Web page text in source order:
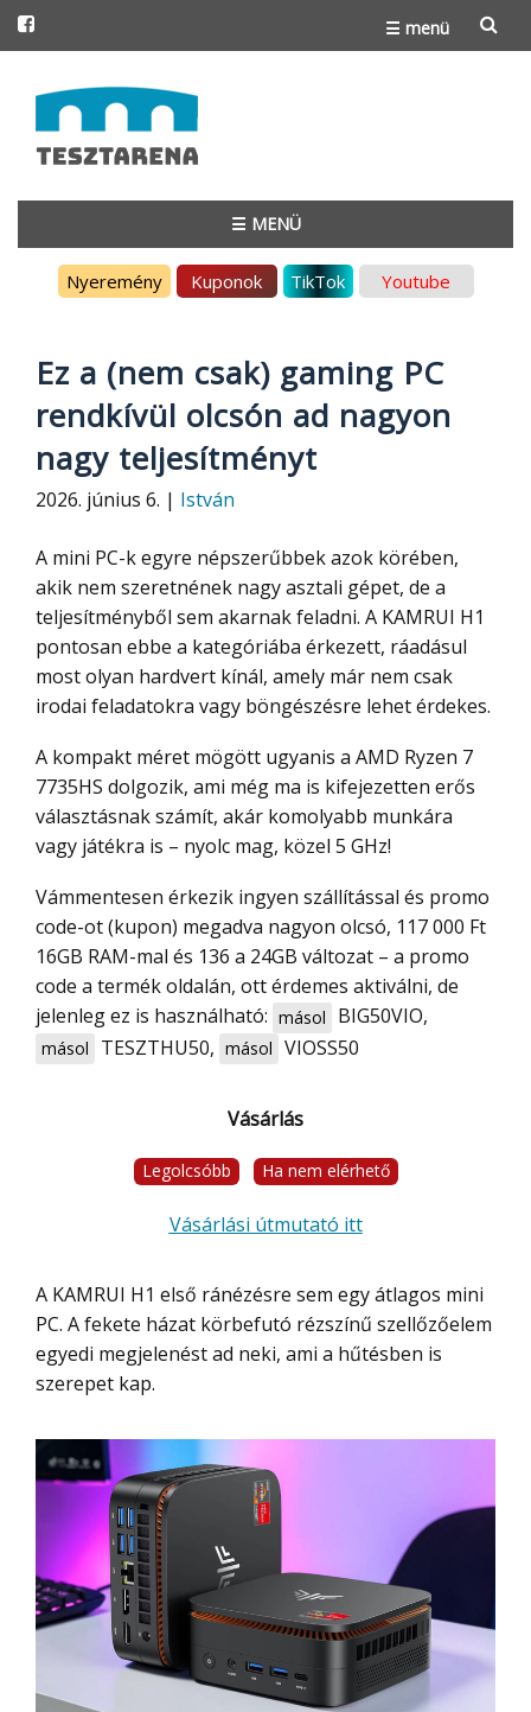
☰ menü
to
content
☰ MENÜ
Nyeremény Kuponok TikTok Youtube
Ez a (nem csak) gaming PC
rendkívül olcsón ad nagyon
nagy teljesítményt
2026. június 6. | István
A mini PC-k egyre népszerűbbek azok körében,
akik nem szeretnének nagy asztali gépet, de a
teljesítményből sem akarnak feladni. A KAMRUI H1
pontosan ebbe a kategóriába érkezett, ráadásul
most olyan hardvert kínál, amely már nem csak
irodai feladatokra vagy böngészésre lehet érdekes.
A kompakt méret mögött ugyanis a AMD Ryzen 7
7735HS dolgozik, ami még ma is kifejezetten erős
választásnak számít, akár komolyabb munkára
vagy játékra is – nyolc mag, közel 5 GHz!
Vámmentesen érkezik ingyen szállítással és promo
code-ot (kupon) megadva nagyon olcsó, 117 000 Ft
16GB RAM-mal és 136 a 24GB változat – a promo
code a termék oldalán, ott érdemes aktiválni, de
jelenleg ez is használható: másol BIG50VIO,
másol TESZTHU50, másol VIOSS50
Vásárlás
Legolcsóbb Ha nem elérhető
Vásárlási útmutató itt
A KAMRUI H1 első ránézésre sem egy átlagos mini
PC. A fekete házat körbefutó rézszínű szellőzőelem
egyedi megjelenést ad neki, ami a hűtésben is
szerepet kap.